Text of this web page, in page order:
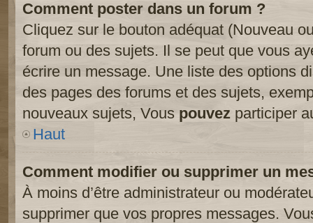
Comment poster dans un forum ?
Cliquez sur le bouton adéquat (Nouveau
forum ou des sujets. Il se peut que vous
écrire un message. Une liste des options
des pages des forums et des sujets,
nouveaux sujets, Vous pouvez participer
Haut
Comment modifier ou supprimer un
À moins d’être administrateur ou
supprimer que vos propres messages.